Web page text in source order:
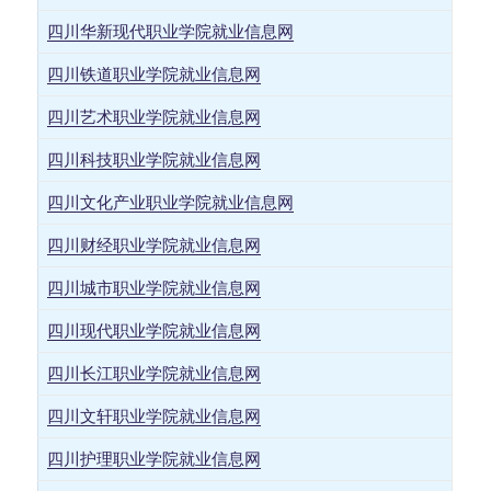
四川华新现代职业学院就业信息网
四川铁道职业学院就业信息网
四川艺术职业学院就业信息网
四川科技职业学院就业信息网
四川文化产业职业学院就业信息网
四川财经职业学院就业信息网
四川城市职业学院就业信息网
四川现代职业学院就业信息网
四川长江职业学院就业信息网
四川文轩职业学院就业信息网
四川护理职业学院就业信息网